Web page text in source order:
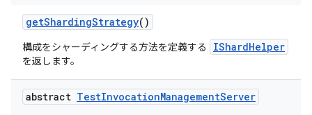
getShardingStrategy()
構成をシャーディングする方法を定義する IShardHelper
を返します。
abstract TestInvocationManagementServer